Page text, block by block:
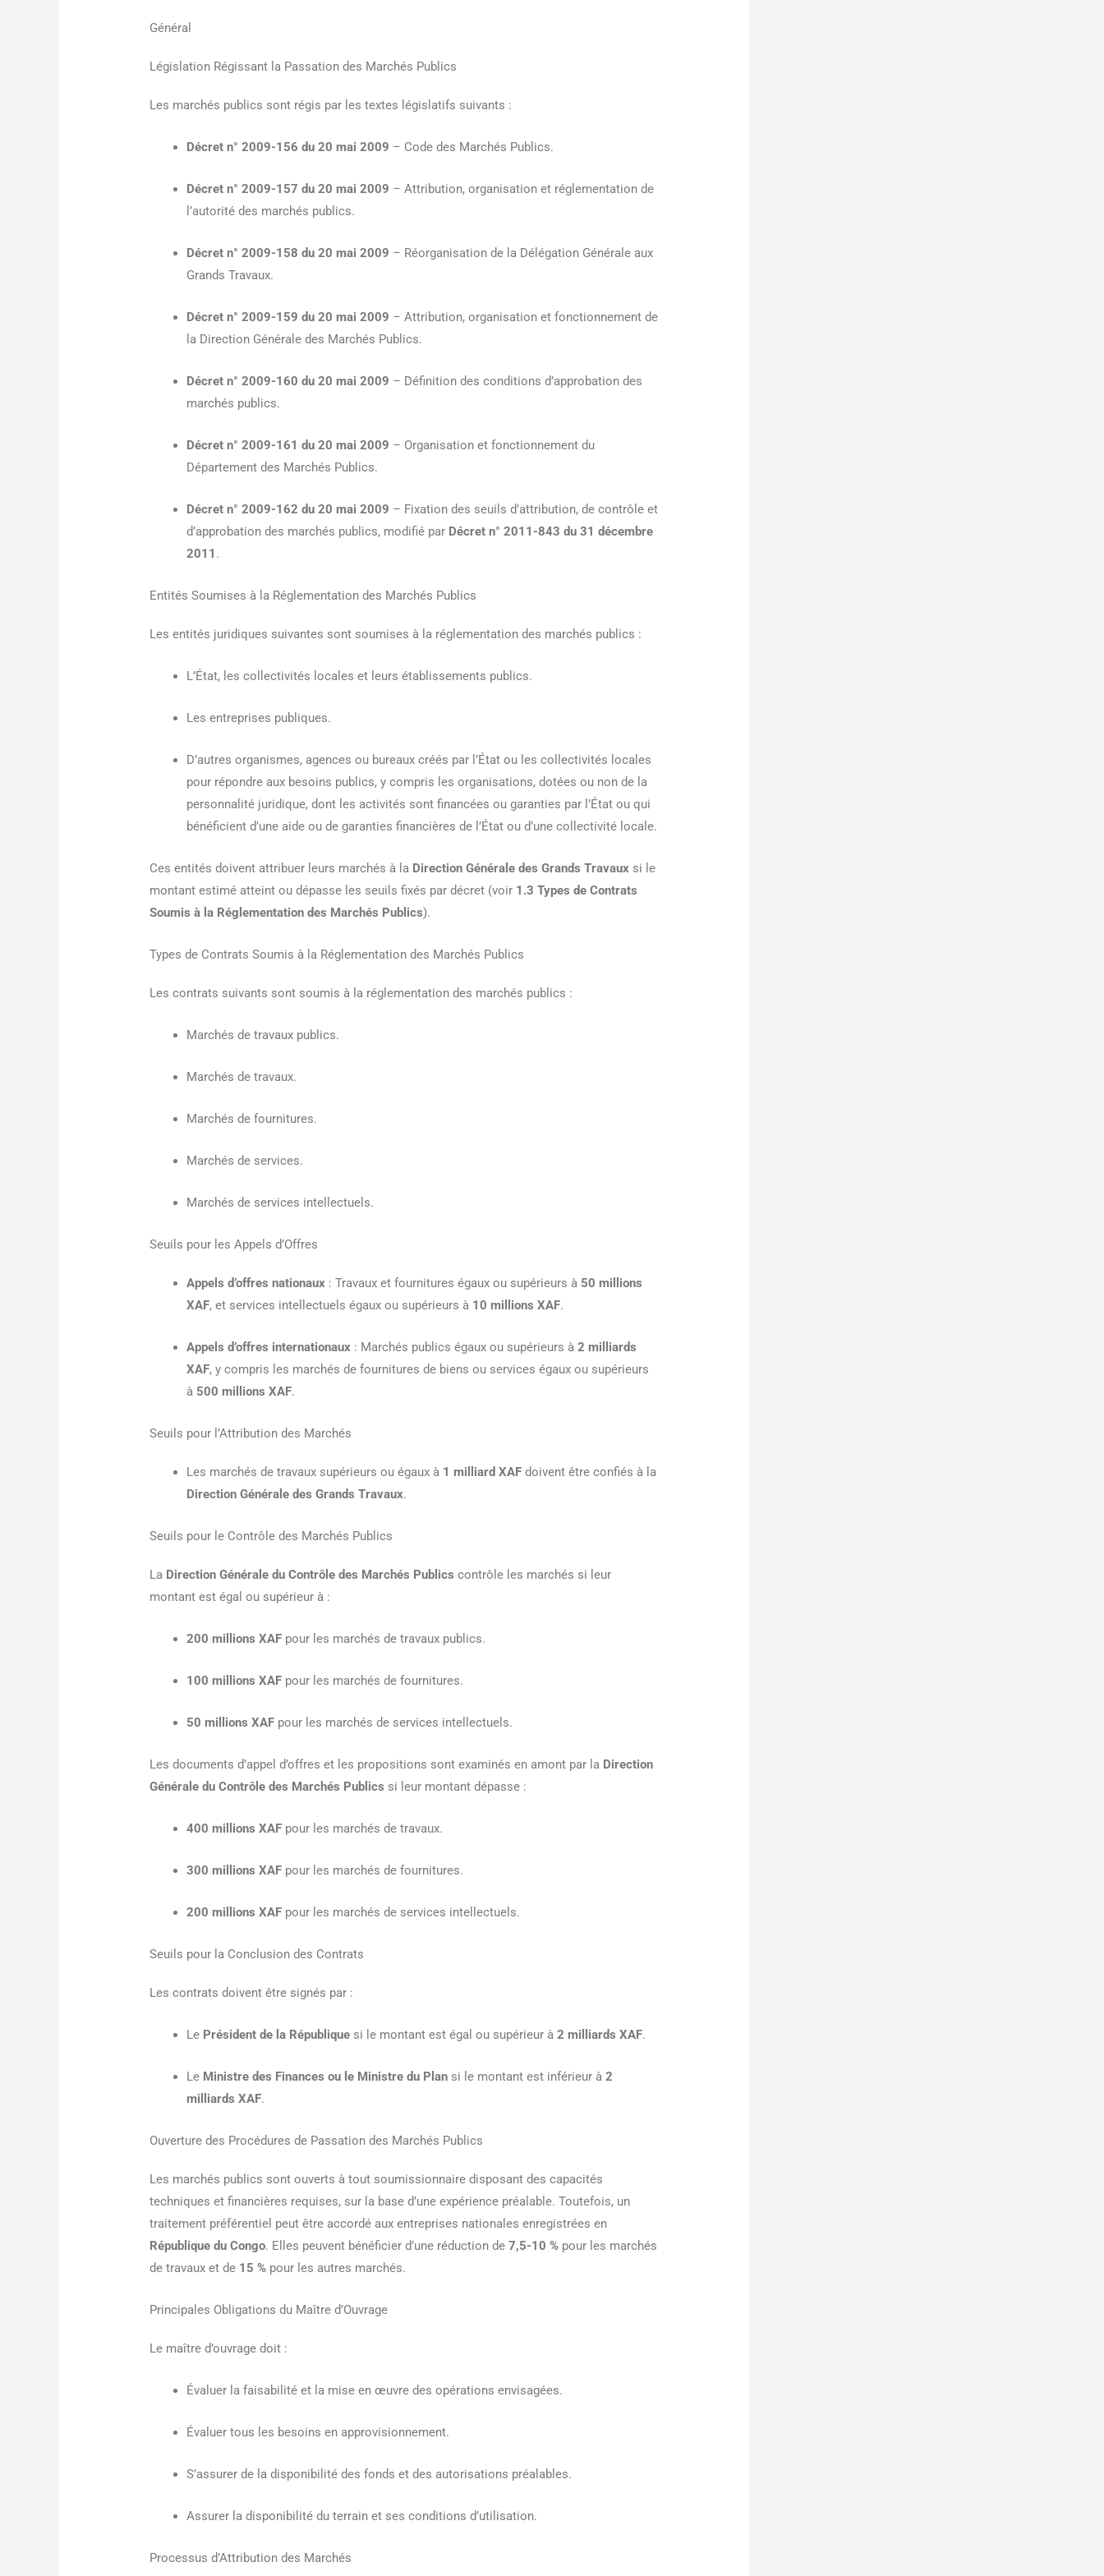
Général
Législation Régissant la Passation des Marchés Publics
Les marchés publics sont régis par les textes législatifs suivants :
Décret n° 2009-156 du 20 mai 2009 – Code des Marchés Publics.
Décret n° 2009-157 du 20 mai 2009 – Attribution, organisation et réglementation de
l’autorité des marchés publics.
Décret n° 2009-158 du 20 mai 2009 – Réorganisation de la Délégation Générale aux
Grands Travaux.
Décret n° 2009-159 du 20 mai 2009 – Attribution, organisation et fonctionnement de
la Direction Générale des Marchés Publics.
Décret n° 2009-160 du 20 mai 2009 – Définition des conditions d’approbation des
marchés publics.
Décret n° 2009-161 du 20 mai 2009 – Organisation et fonctionnement du
Département des Marchés Publics.
Décret n° 2009-162 du 20 mai 2009 – Fixation des seuils d’attribution, de contrôle et
d’approbation des marchés publics, modifié par Décret n° 2011-843 du 31 décembre
2011 .
Entités Soumises à la Réglementation des Marchés Publics
Les entités juridiques suivantes sont soumises à la réglementation des marchés publics :
L’État, les collectivités locales et leurs établissements publics.
Les entreprises publiques.
D’autres organismes, agences ou bureaux créés par l’État ou les collectivités locales
pour répondre aux besoins publics, y compris les organisations, dotées ou non de la
personnalité juridique, dont les activités sont financées ou garanties par l’État ou qui
bénéficient d’une aide ou de garanties financières de l’État ou d’une collectivité locale.
Ces entités doivent attribuer leurs marchés à la Direction Générale des Grands Travaux si le
montant estimé atteint ou dépasse les seuils fixés par décret (voir 1.3 Types de Contrats
Soumis à la Réglementation des Marchés Publics).
Types de Contrats Soumis à la Réglementation des Marchés Publics
Les contrats suivants sont soumis à la réglementation des marchés publics :
Marchés de travaux publics.
Marchés de travaux.
Marchés de fournitures.
Marchés de services.
Marchés de services intellectuels.
Seuils pour les Appels d’Offres
Appels d’offres nationaux : Travaux et fournitures égaux ou supérieurs à 50 millions
XAF, et services intellectuels égaux ou supérieurs à 10 millions XAF.
Appels d’offres internationaux : Marchés publics égaux ou supérieurs à2 milliards
XAF, y compris les marchés de fournitures de biens ou services égaux ou supérieurs
à 500 millions XAF.
Seuils pour l’Attribution des Marchés
Les marchés de travaux supérieurs ou égaux à 1 milliard XAF doivent être confiés à la
Direction Générale des Grands Travaux.
Seuils pour le Contrôle des Marchés Publics
La Direction Générale du Contrôle des Marchés Publics contrôle les marchés si leur
montant est égal ou supérieur à :
200 millions XAF pour les marchés de travaux publics.
100 millions XAF pour les marchés de fournitures.
50 millions XAF pour les marchés de services intellectuels.
Les documents d’appel d’offres et les propositions sont examinés en amont par la Direction
Générale du Contrôle des Marchés Publics si leur montant dépasse :
400 millions XAF pour les marchés de travaux.
300 millions XAF pour les marchés de fournitures.
200 millions XAF pour les marchés de services intellectuels.
Seuils pour la Conclusion des Contrats
Les contrats doivent être signés par :
Le Président de la République si le montant est égal ou supérieur à2 milliards XAF.
Le Ministre des Finances ou le Ministre du Plan si le montant est inférieur à2
milliards XAF.
Ouverture des Procédures de Passation des Marchés Publics
Les marchés publics sont ouverts à tout soumissionnaire disposant des capacités
techniques et financières requises, sur la base d’une expérience préalable. Toutefois, un
traitement préférentiel peut être accordé aux entreprises nationales enregistrées en
République du Congo. Elles peuvent bénéficier d’une réduction de7,5-10 % pour les marchés
de travaux et de 15 % pour les autres marchés.
Principales Obligations du Maître d’Ouvrage
Le maître d’ouvrage doit :
Évaluer la faisabilité et la mise en œuvre des opérations envisagées.
Évaluer tous les besoins en approvisionnement.
S’assurer de la disponibilité des fonds et des autorisations préalables.
Assurer la disponibilité du terrain et ses conditions d’utilisation.
Processus d’Attribution des Marchés